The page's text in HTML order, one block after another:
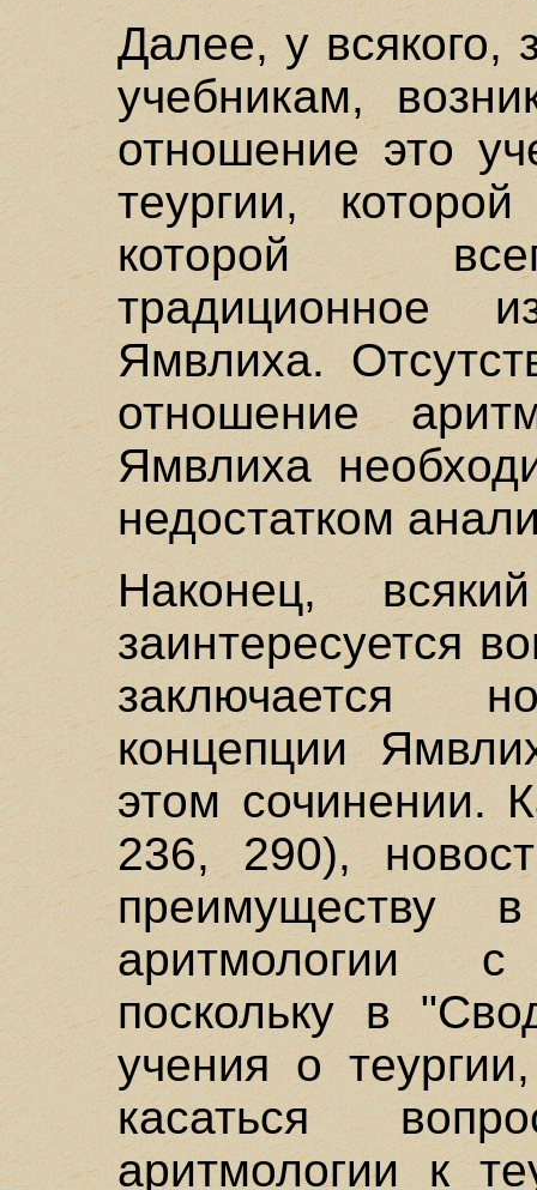
Далее, у
учебникам,
отношение это
теургии,
которой
традиционное
Ямвлиха.
отношение
Ямвлиха
недостатком
Наконец,
заинтересуется
заключается
концепции
этом сочинении.
236, 290),
преимуществу
аритмологии
поскольку в
учения о
касаться
аритмологии к